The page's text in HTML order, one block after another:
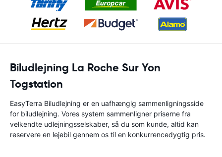
Biludlejning La Roche Sur Yon
Togstation
EasyTerra Biludlejning er en uafhængig sammenligningsside
for biludlejning. Vores system sammenligner priserne fra
velkendte udlejningsselskaber, så du som kunde, altid kan
reservere en lejebil gennem os til en konkurrencedygtig pris.